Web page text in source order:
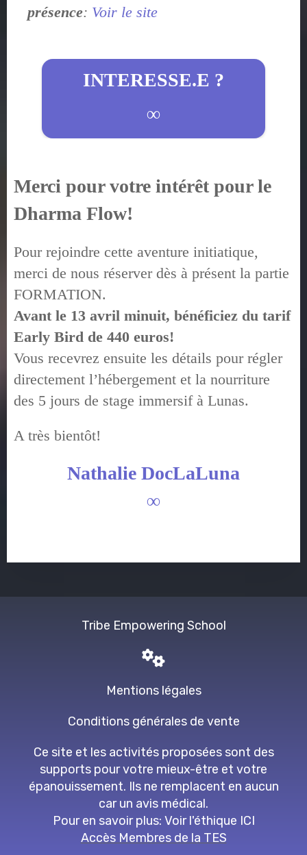
présence: Voir le site
INTERESSE.E ?
∞
Merci pour votre intérêt pour le
Dharma Flow!
Pour rejoindre cette aventure initiatique,
merci de nous réserver dès à présent la partie
FORMATION.
Avant le 13 avril minuit, bénéficiez du tarif
Early Bird de 440 euros!
Vous recevrez ensuite les détails pour régler
directement l’hébergement et la nourriture
des 5 jours de stage immersif à Lunas.
A très bientôt!
Nathalie DocLaLuna
∞
Tribe Empowering School
Mentions légales
Conditions générales de vente
Ce site et les activités proposées sont des
supports pour votre mieux-être et votre
épanouissement. Ils ne remplacent en aucun
car un avis médical.
Pour en savoir plus: Voir l'éthique ICI
Accès Membres de la TES